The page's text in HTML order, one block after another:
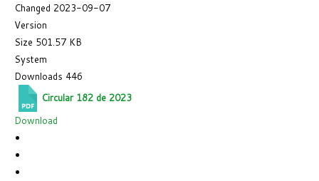
Changed 2023-09-07
Version
Size 501.57 KB
System
Downloads 446
Circular 182 de 2023
Download